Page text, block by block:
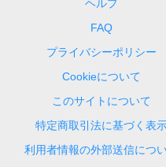
ヘルプ
FAQ
プライバシーポリシー
Cookieについて
このサイトについて
特定商取引法に基づく表
利用者情報の外部送信につ